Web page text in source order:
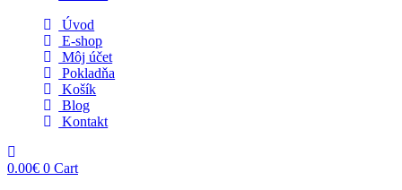
Úvod
E-shop
Môj účet
Pokladňa
Košík
Blog
Kontakt
0.00€ 0 Cart